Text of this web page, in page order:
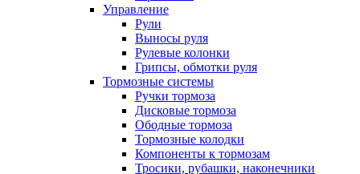
Управление
Рули
Выносы руля
Рулевые колонки
Грипсы, обмотки руля
Тормозные системы
Ручки тормоза
Дисковые тормоза
Ободные тормоза
Тормозные колодки
Компоненты к тормозам
Тросики, рубашки, наконечники